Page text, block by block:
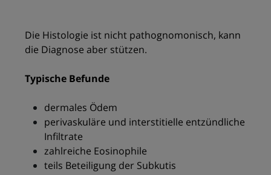
Die Histologie ist nicht pathognomonisch, kann
die Diagnose aber stützen.
Typische Befunde
dermales Ödem
perivaskuläre und interstitielle entzündliche
Infiltrate
zahlreiche Eosinophile
teils Beteiligung der Subkutis